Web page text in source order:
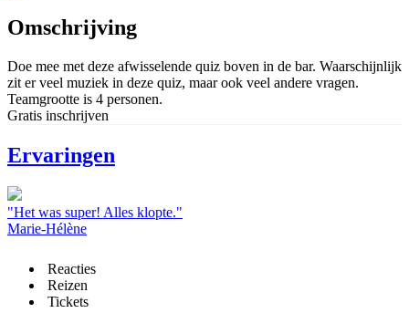
Omschrijving
Doe mee met deze afwisselende quiz boven in de bar. Waarschijnlijk
zit er veel muziek in deze quiz, maar ook veel andere vragen.
Teamgrootte is 4 personen.
Gratis inschrijven
Ervaringen
"Het was super! Alles klopte."
Marie-Hélène
Reacties
Reizen
Tickets